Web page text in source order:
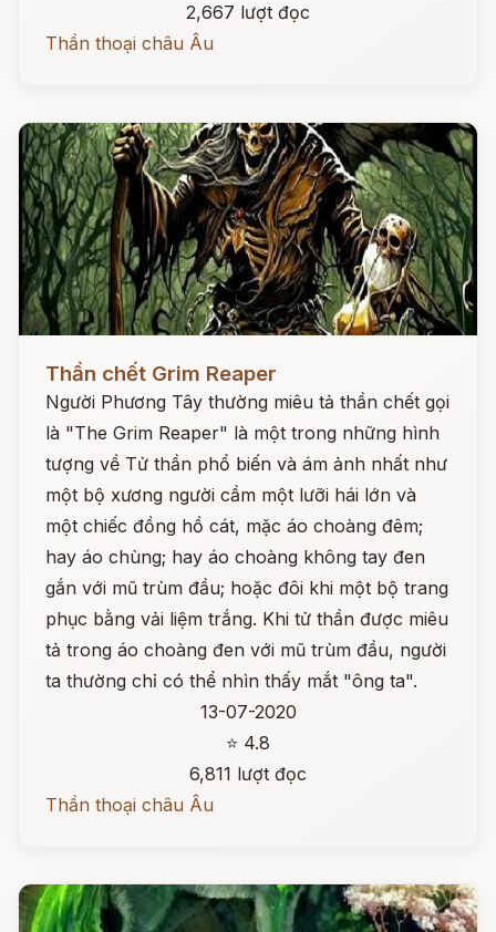
2,667 lượt đọc
Thần thoại châu Âu
Đọc ngay
Thần chết Grim Reaper
Người Phương Tây thường miêu tả thần chết gọi
là "The Grim Reaper" là một trong những hình
tượng về Tử thần phổ biến và ám ảnh nhất như
một bộ xương người cầm một lưỡi hái lớn và
một chiếc đồng hồ cát, mặc áo choàng đêm;
hay áo chùng; hay áo choàng không tay đen
gắn với mũ trùm đầu; hoặc đôi khi một bộ trang
phục bằng vải liệm trắng. Khi tử thần được miêu
tả trong áo choàng đen với mũ trùm đầu, người
ta thường chỉ có thể nhìn thấy mắt "ông ta".
13-07-2020
⭐ 4.8
6,811 lượt đọc
Thần thoại châu Âu